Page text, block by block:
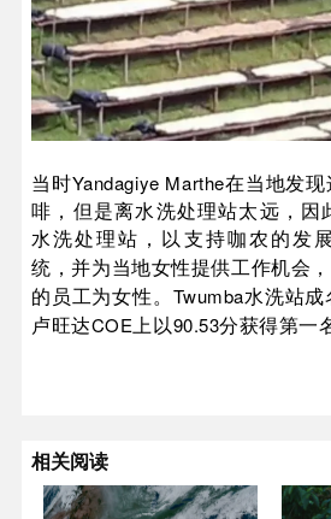
当时Yandagiye Marthe在当地发现
啡，但是离水洗处理站太远，因
水洗处理站，以支持咖农的发
统，并为当地女性提供工作机会
的员工为女性。 Twumba水洗站成
卢旺达COE 上以90.53分获得第一
相关阅读